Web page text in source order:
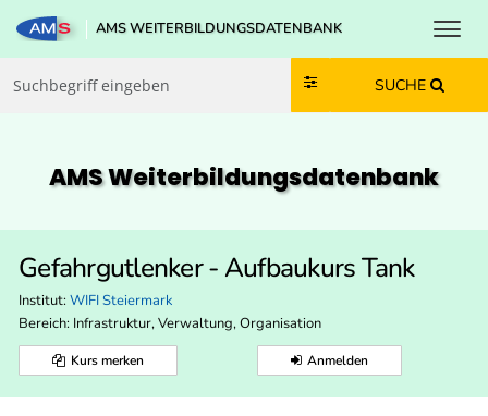
Zum Inhalt springen
Zum Navmenü springen
Zur Suche springen
Zur Footer springen
AMS WEITERBILDUNGSDATENBANK
SUCHE
AMS Weiterbildungs­datenbank
Gefahrgutlenker - Aufbaukurs Tank
Institut: WIFI Steiermark
Bereich: Infrastruktur, Verwaltung, Organisation
Kurs merken Anmelden